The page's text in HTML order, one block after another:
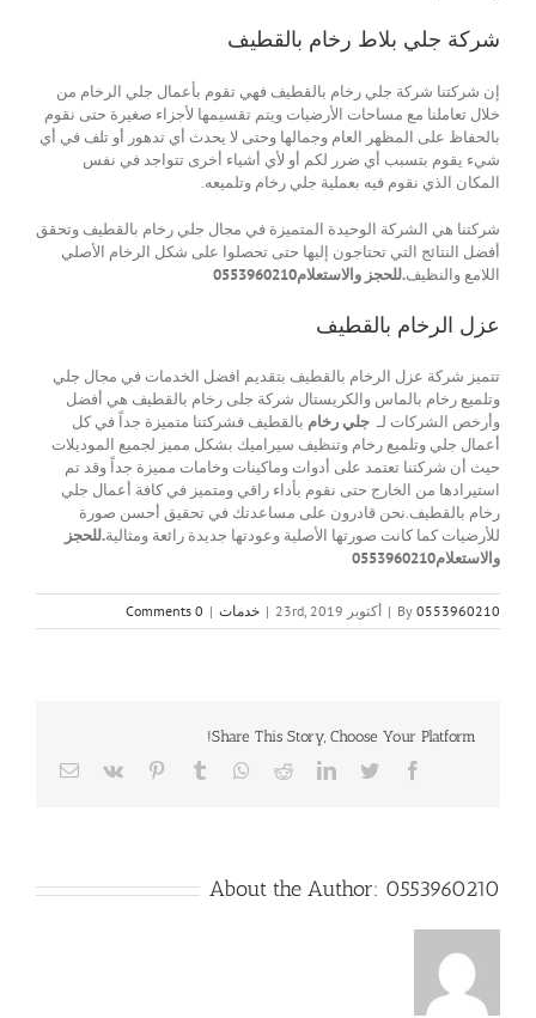
شركة جلي بلاط رخام بالقطيف
إن شركتنا شركة جلي رخام بالقطيف فهي تقوم بأعمال جلي الرخام من
خلال تعاملنا مع مساحات الأرضيات ويتم تقسيمها لأجزاء صغيرة حتى نقوم
بالحفاظ على المظهر العام وجمالها وحتى لا يحدث أي تدهور أو تلف في أي
شيء يقوم بتسبب أي ضرر لكم أو لأي أشياء أخرى تتواجد في نفس
المكان الذي نقوم فيه بعملية جلي رخام وتلميعه.
شركتنا هي الشركة الوحيدة المتميزة في مجال جلي رخام بالقطيف وتحقق
أفضل النتائج التي تحتاجون إليها حتى تحصلوا على شكل الرخام الأصلي
اللامع والنظيف.للحجز والاستعلام0553960210
عزل الرخام بالقطيف
تتميز شركة عزل الرخام بالقطيف بتقديم افضل الخدمات في مجال جلي
وتلميع رخام بالماس والكريستال شركة جلى رخام بالقطيف هي أفضل
وأرخص الشركات لـ جلي رخام بالقطيف فشركتنا متميزة جداً في كل
أعمال جلي وتلميع رخام وتنظيف سيراميك بشكل مميز لجميع الموديلات
حيث أن شركتنا تعتمد على أدوات وماكينات وخامات مميزة جداً وقد تم
استيرادها من الخارج حتى نقوم بأداء راقي ومتميز في كافة أعمال جلي
رخام بالقطيف.نحن قادرون على مساعدتك في تحقيق أحسن صورة
للأرضيات كما كانت صورتها الأصلية وعودتها جديدة رائعة ومثالية.للحجز
والاستعلام0553960210
By 0553960210
| أكتوبر 23rd, 2019 | خدمات |
0 Comments
Share This Story, Choose Your Platform!
Facebook
Twitter
LinkedIn
Reddit
Whatsapp
Tumblr
Pinterest
Vk
Email
About the Author: 0553960210